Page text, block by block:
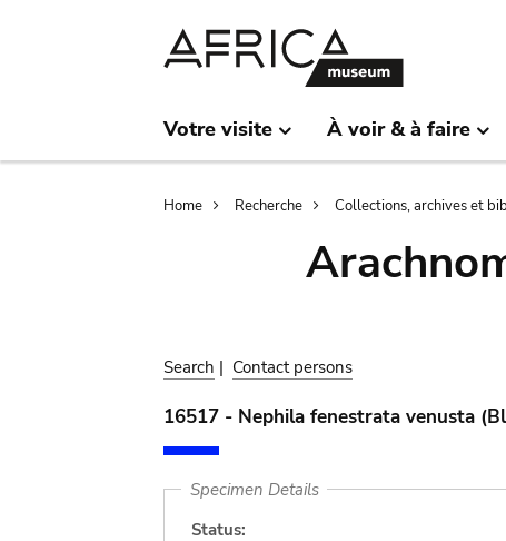
Votre visite À voir & à faire
Breadcrumb
Home Recherche Collections, archives et
Search | Contact persons
16517 - Nephila fenestrata venusta
Specimen Details
Status: